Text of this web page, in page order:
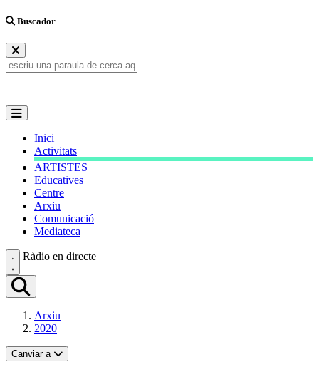
Buscador
Inici
Activitats
ARTISTES
Educatives
Centre
Arxiu
Comunicació
Mediateca
Ràdio en directe
Arxiu
2020
Canviar a